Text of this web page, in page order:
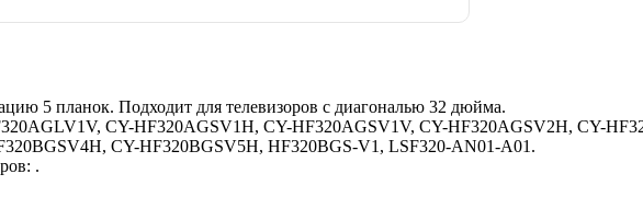
5 планок. Подходит для телевизоров с диагональю 32 дюйма.
CY-HF320AGSV1H, CY-HF320AGSV1V, CY-HF320AGSV2H, CY-
CY-HF320BGSV5H, HF320BGS-V1, LSF320-AN01-A01.
.